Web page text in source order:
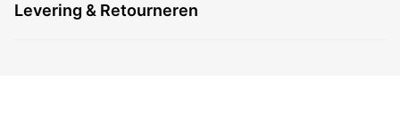
Levering & Retourneren